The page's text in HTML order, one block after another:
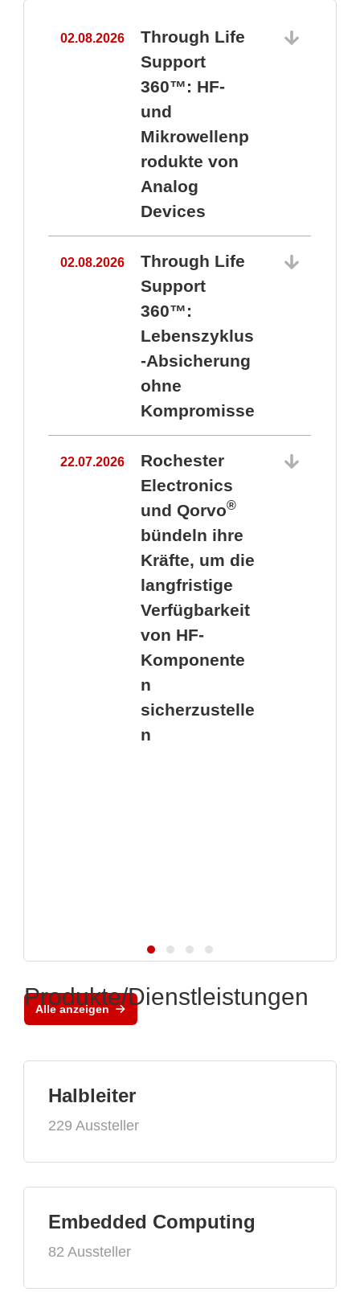
02.08.2026
Through Life
Support
360™: HF-
und
Mikrowellenp
rodukte von
Analog
Devices
02.08.2026
Through Life
Support
360™:
Lebenszyklus
-Absicherung
ohne
Kompromisse
22.07.2026
Rochester
Electronics
und Qorvo®
bündeln ihre
Kräfte, um die
langfristige
Verfügbarkeit
von HF-
Komponente
n
sicherzustelle
n
Alle anzeigen
Produkte/Dienstleistungen
Halbleiter
229 Aussteller
Embedded Computing
82 Aussteller